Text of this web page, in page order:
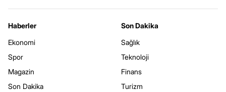
Haberler
Ekonomi
Spor
Magazin
Son Dakika
Son Dakika
Sağlık
Teknoloji
Finans
Turizm